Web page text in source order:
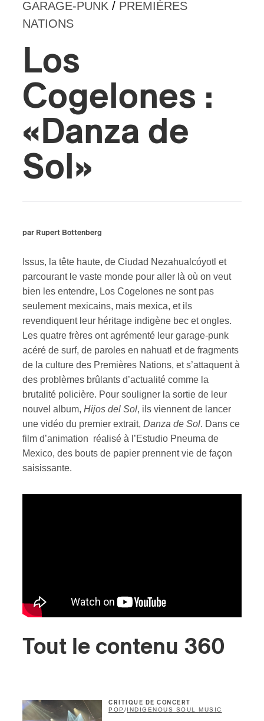
GARAGE-PUNK / PREMIÈRES
NATIONS
Los
Cogelones :
«Danza de
Sol»
par Rupert Bottenberg
Issus, la tête haute, de Ciudad Nezahualcóyotl et
parcourant le vaste monde pour aller là où on veut
bien les entendre, Los Cogelones ne sont pas
seulement mexicains, mais mexica, et ils
revendiquent leur héritage indigène bec et ongles.
Les quatre frères ont agrémenté leur garage-punk
acéré de surf, de paroles en nahuatl et de fragments
de la culture des Premières Nations, et s’attaquent à
des problèmes brûlants d’actualité comme la
brutalité policière. Pour souligner la sortie de leur
nouvel album, Hijos del Sol, ils viennent de lancer
une vidéo du premier extrait, Danza de Sol. Dans ce
film d’animation réalisé à l’Estudio Pneuma de
Mexico, des bouts de papier prennent vie de façon
saisissante.
Tout le contenu 360
CRITIQUE DE CONCERT
POP /INDIGENOUS SOUL MUSIC